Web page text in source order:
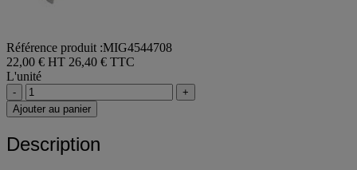
Référence produit :MIG4544708
22,00 € HT 26,40 € TTC
L'unité
-
+
Ajouter au panier
Description